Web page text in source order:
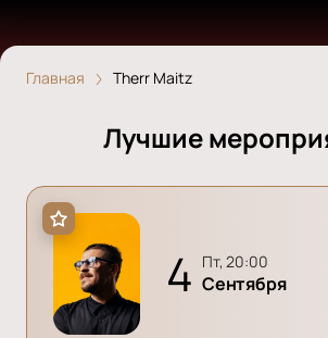
Главная Therr Maitz
Лучшие
4 пт, 20:00
Сентября